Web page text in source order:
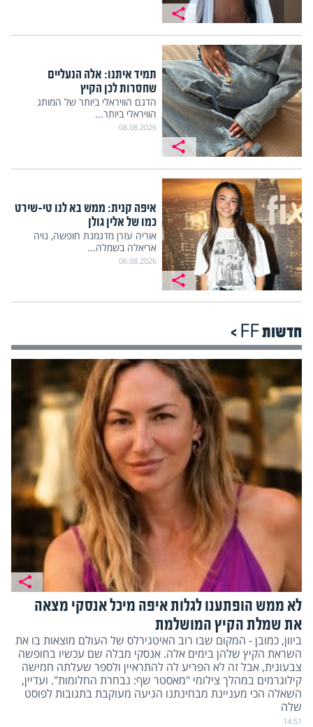
תמיד איתנו: אלה הנעליים
שחסרות לכן הקיץ
הדגם הוויראלי ביותר של המותג
הוויראלי ביותר...
08.08.2026
איפה קנית: ממש בא לנו טי-שירט
כמו של אלין גולן
אוריה עזרן מדגמנת חופשה, נויה
אריאלה בשמלה...
06.08.2026
חדשות FF >
לא ממש הופתענו לגלות איפה מיכל אנסקי מצאה
את שמלת הקיץ המושלמת
ביוון, כמובן - המקום שבו רוב האיטגירלס של העולם מוצאות בו את
השראת הקיץ שלהן בימים אלה. אנסקי מבלה שם עכשיו בחופשה
צבעונית, אבל זה לא הפריע לה להתראיין ולספר שעלתה חמישה
קילוגרמים במהלך צילומי "מאסטר שף: נבחרת החלומות". ועדיין,
השאלה הכי מעניינת מבחינתנו הגיעה מעוקבת בתגובות לפוסט
שלה
14:51